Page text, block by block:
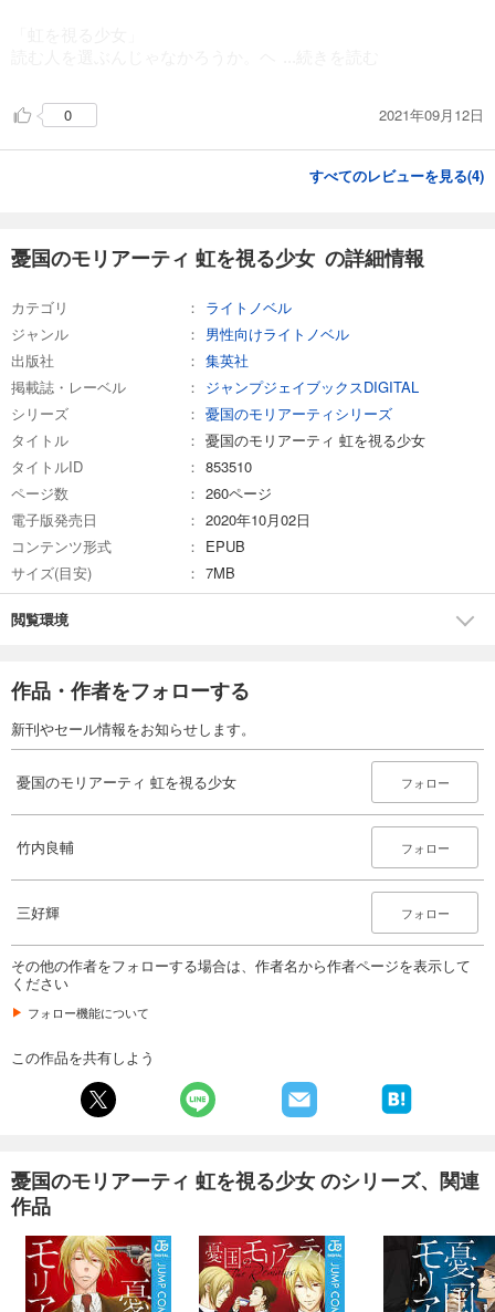
0 2021年09月12日
すべてのレビューを見る(4)
憂国のモリアーティ 虹を視る少女 の詳細情報
カテゴリ
ライトノベル
ジャンル
男性向けライトノベル
出版社
集英社
掲載誌・レーベル
ジャンプジェイブックスDIGITAL
シリーズ
憂国のモリアーティシリーズ
タイトル
憂国のモリアーティ 虹を視る少女
タイトルID
853510
ページ数
260ページ
電子版発売日
2020年10月02日
コンテンツ形式
EPUB
サイズ(目安)
7MB
閲覧環境
作品・作者をフォローする
新刊やセール情報をお知らせします。
憂国のモリアーティ 虹を視る少女 フォロー
竹内良輔 フォロー
三好輝 フォロー
その他の作者をフォローする場合は、作者名から作者ページを表示して
ください
フォロー機能について
この作品を共有しよう
憂国のモリアーティ 虹を視る少女 のシリーズ、関連
作品